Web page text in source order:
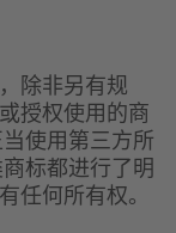
除非另有规
授权使用的商
使用第三方所
标都进行了明
任何所有权。